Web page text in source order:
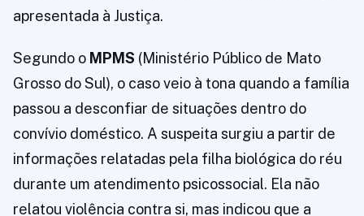
apresentada à Justiça.
Segundo o MPMS (Ministério Público de Mato
Grosso do Sul), o caso veio à tona quando a família
passou a desconfiar de situações dentro do
convívio doméstico. A suspeita surgiu a partir de
informações relatadas pela filha biológica do réu
durante um atendimento psicossocial. Ela não
relatou violência contra si, mas indicou que a